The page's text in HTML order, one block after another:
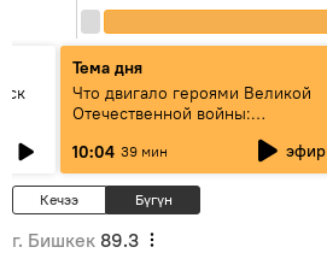
Тема дня
Что двигало героями Великой
Отечественной войны:
Тулебердиева
10:04 39 мин эфир
Кечээ Бүгүн
г. Бишкек 89.3